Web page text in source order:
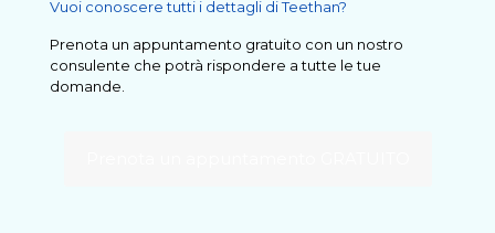
Vuoi conoscere tutti i dettagli di Teethan?
Prenota un appuntamento gratuito con un nostro
consulente che potrà rispondere a tutte le tue
domande.